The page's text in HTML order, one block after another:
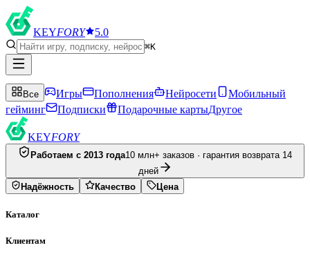
KEYFORY 5.0
⌘K
Все Игры Пополнения Нейросети
Мобильный
гейминг
Подписки Подарочные картыДругое
KEYFORY
Работаем с 2013 года10 млн+ заказов · гарантия возврата 14
дней
Надёжность
Качество Цена
Каталог
Клиентам